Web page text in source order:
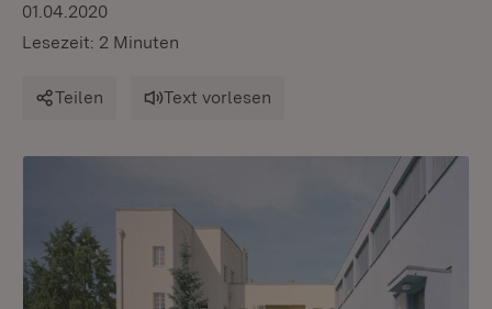
01.04.2020
Lesezeit: 2 Minuten
Teilen Text vorlesen